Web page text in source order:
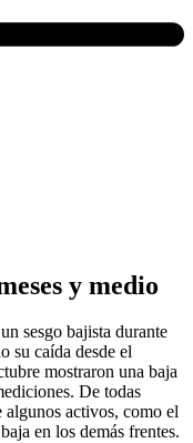
y medio
sesgo bajista durante
su caída desde el
mostraron una baja
De todas
activos, como el
en los demás frentes.